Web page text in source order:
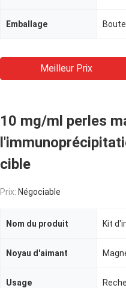
Emballage
Meilleur Prix
10 mg/ml perles
cible
Prix: Négociable
Nom du produit
Noyau d'aimant
Usage